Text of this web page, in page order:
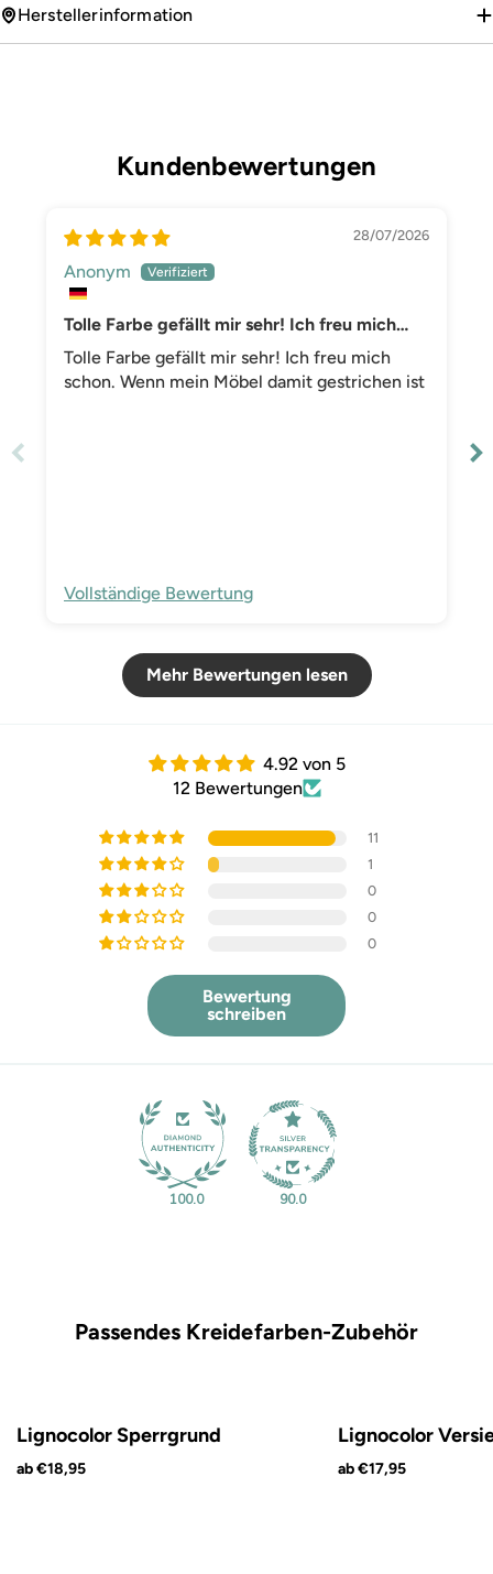
Herstellerinformation
Kundenbewertungen
28/07/2026
Anonym
Tolle Farbe gefällt mir sehr! Ich freu mich
schon
Tolle Farbe gefällt mir sehr! Ich freu mich
schon. Wenn mein Möbel damit gestrichen ist
Vollständige Bewertung
Mehr Bewertungen lesen
4.92 von 5
12 Bewertungen
11
1
0
0
0
Bewertung
schreiben
100.0 90.0
Passendes Kreidefarben-Zubehör
Lignocolor Sperrgrund
ab €18,95
Lignocolor
ab €17,95